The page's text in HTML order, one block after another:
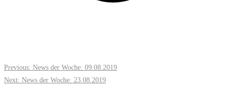
Previous: News der Woche: 09.08.2019
Next: News der Woche: 23.08.2019